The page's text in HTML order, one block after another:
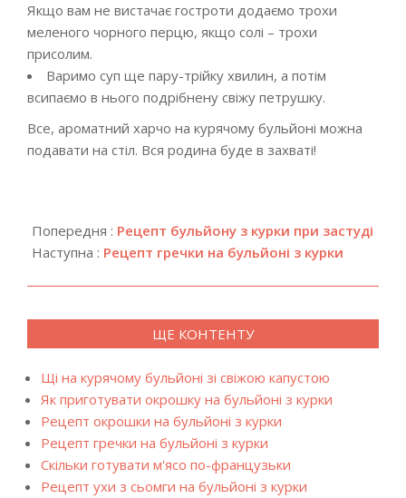
Якщо вам не вистачає гостроти додаємо трохи
меленого чорного перцю, якщо солі – трохи
присолим.
Варимо суп ще пару-трійку хвилин, а потім
всипаємо в нього подрібнену свіжу петрушку.
Все, ароматний харчо на курячому бульйоні можна
подавати на стіл. Вся родина буде в захваті!
05-
07
Попередня : Рецепт бульйону з курки при застуді
Наступна : Рецепт гречки на бульйоні з курки
ЩЕ КОНТЕНТУ
Щі на курячому бульйоні зі свіжою капустою
Як приготувати окрошку на бульйоні з курки
Рецепт окрошки на бульйоні з курки
Рецепт гречки на бульйоні з курки
Скільки готувати м'ясо по-французьки
Рецепт ухи з сьомги на бульйоні з курки